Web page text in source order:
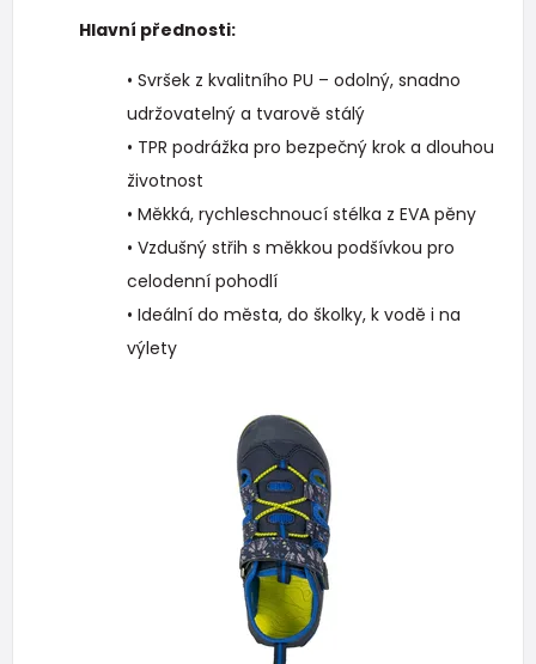
Hlavní přednosti:
• Svršek z kvalitního PU – odolný, snadno
udržovatelný a tvarově stálý
• TPR podrážka pro bezpečný krok a dlouhou
životnost
• Měkká, rychleschnoucí stélka z EVA pěny
• Vzdušný střih s měkkou podšívkou pro
celodenní pohodlí
• Ideální do města, do školky, k vodě i na
výlety